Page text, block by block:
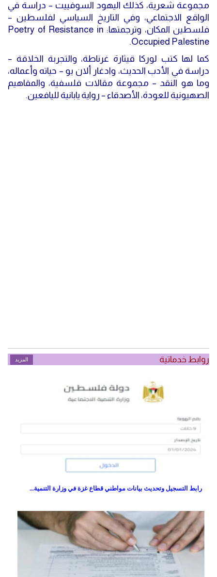
مجموعة شعرية، كذلك اليهود السوفييت – دراسة في
الواقع الاجتماعي، وفي التاريخ السياسي لفلسطين –
فلسطين المكان، وترجمتها:
Poetry of Resistance in
Occupied Palestine
.
كما لها كتب لوركا قيثارة غرناطة، والتجربة الخلاقة –
دراسة في الأدب الحديث، وادغار ألان يو – حياته وأعماله،
وما هو النقد – مجموعة مقالات فلسفية، والمفاهيم
الصهيونية للعودة، الأصدقاء – رواية يابانية لليافعين.
روابط خدماتية المزيد
رابط التسجيل وتحديث بيانات مواطني قطاع غزة في وزارة التنمية...